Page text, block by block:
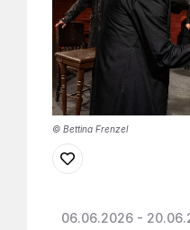
© Bettina Frenzel
06.06.2026 -